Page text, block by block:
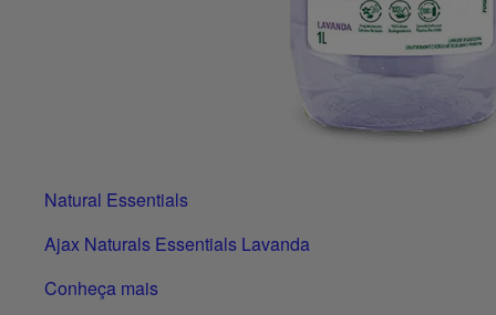
Natural Essentials
Ajax Naturals Essentials Lavanda
Conheça mais